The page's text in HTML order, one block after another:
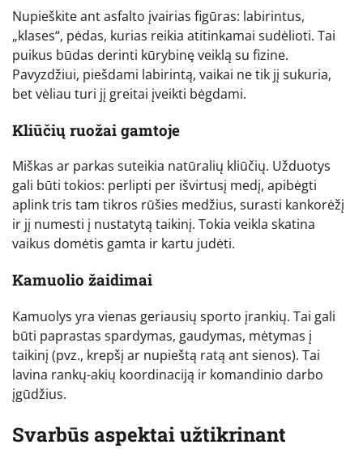
Nupieškite ant asfalto įvairias figūras: labirintus,
„klases“, pėdas, kurias reikia atitinkamai sudėlioti. Tai
puikus būdas derinti kūrybinę veiklą su fizine.
Pavyzdžiui, piešdami labirintą, vaikai ne tik jį sukuria,
bet vėliau turi jį greitai įveikti bėgdami.
Kliūčių ruožai gamtoje
Miškas ar parkas suteikia natūralių kliūčių. Užduotys
gali būti tokios: perlipti per išvirtusį medį, apibėgti
aplink tris tam tikros rūšies medžius, surasti kankorėžį
ir jį numesti į nustatytą taikinį. Tokia veikla skatina
vaikus domėtis gamta ir kartu judėti.
Kamuolio žaidimai
Kamuolys yra vienas geriausių sporto įrankių. Tai gali
būti paprastas spardymas, gaudymas, mėtymas į
taikinį (pvz., krepšį ar nupieštą ratą ant sienos). Tai
lavina rankų-akių koordinaciją ir komandinio darbo
įgūdžius.
Svarbūs aspektai užtikrinant